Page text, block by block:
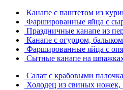
Канапе с паштетом из
Фаршированные яйца с
Праздничные канапе из
Канапе с огурцом,
Фаршированные яйца с
Сытные канапе на
Салат с крабовыми
Холодец из свиных